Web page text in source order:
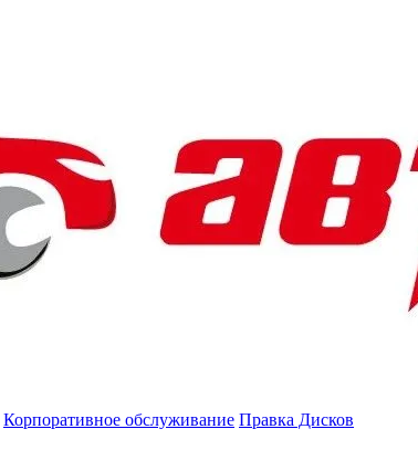
Корпоративное обслуживание Правка Дисков